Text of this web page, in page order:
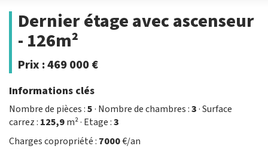
Dernier étage avec ascenseur
- 126m²
Prix :469 000 €
Informations clés
Nombre de pièces :5· Nombre de chambres :3· Surface
carrez : 125,9m² · Etage :3
Charges copropriété : 7000€/an